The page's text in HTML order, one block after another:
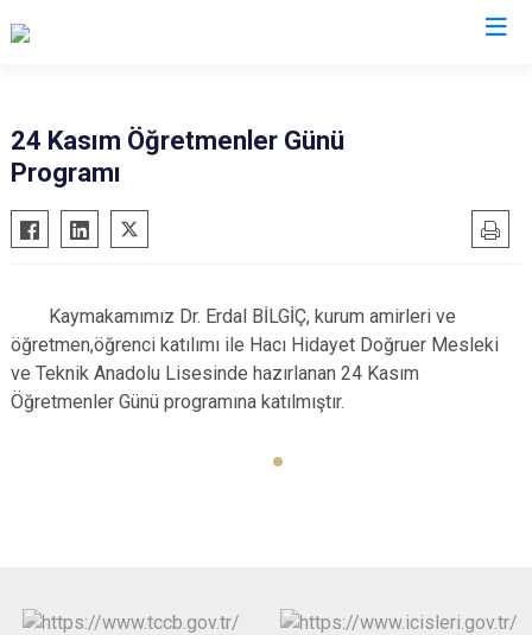
Bahşili
Balışeyh
Karakeçili
Keskin
Sulakyurt
24 Kasım Öğretmenler Günü
Programı
Kaymakamımız Dr. Erdal BİLGİÇ, kurum amirleri ve
öğretmen,öğrenci katılımı ile Hacı Hidayet Doğruer Mesleki
ve Teknik Anadolu Lisesinde hazırlanan 24 Kasım
Öğretmenler Günü programına katılmıştır.